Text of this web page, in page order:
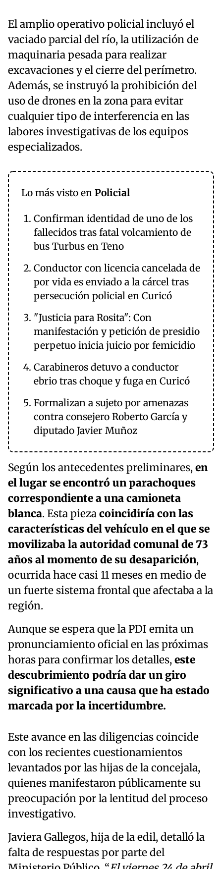
El amplio operativo policial incluyó el
vaciado parcial del río, la utilización de
maquinaria pesada para realizar
excavaciones y el cierre del perímetro.
Además, se instruyó la prohibición del
uso de drones en la zona para evitar
cualquier tipo de interferencia en las
labores investigativas de los equipos
especializados.
Lo más visto en Policial
Confirman identidad de uno de los
fallecidos tras fatal volcamiento de
bus Turbus en Teno
Conductor con licencia cancelada de
por vida es enviado a la cárcel tras
persecución policial en Curicó
"Justicia para Rosita": Con
manifestación y petición de presidio
perpetuo inicia juicio por femicidio
Carabineros detuvo a conductor
ebrio tras choque y fuga en Curicó
Formalizan a sujeto por amenazas
contra consejero Roberto García y
diputado Javier Muñoz
Según los antecedentes preliminares,en
el lugar se encontró un parachoques
correspondiente a una camioneta
blanca. Esta piezacoincidiría con las
características del vehículo en el que se
movilizaba la autoridad comunal de 73
años al momento de su desaparición,
ocurrida hace casi 11 meses en medio de
un fuerte sistema frontal que afectaba a la
región.
Aunque se espera que la PDI emita un
pronunciamiento oficial en las próximas
horas para confirmar los detalles,este
descubrimiento podría dar un giro
significativo a una causa que ha estado
marcada por la incertidumbre.
Este avance en las diligencias coincide
con los recientes cuestionamientos
levantados por las hijas de la concejala,
quienes manifestaron públicamente su
preocupación por la lentitud del proceso
investigativo.
Javiera Gallegos, hija de la edil, detalló la
falta de respuestas por parte del